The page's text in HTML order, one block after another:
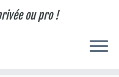
ou pro !